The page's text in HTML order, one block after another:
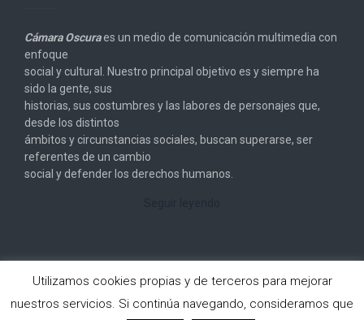
Cámara Oscuraes un medio de comunicación multimedia con
enfoque
social y cultural. Nuestro principal objetivo es y siempre ha
sido la gente, sus
historias, sus costumbres y las labores de personajes que,
desde los distintos
ámbitos y circunstancias sociales, buscan superarse, ser
referentes de un cambio
social y defender los derechos humanos.
Copyright © 2026Cámara Oscura. All rights reserved.
Utilizamos cookies propias y de terceros para mejorar
nuestros servicios. Si continúa navegando, consideramos que